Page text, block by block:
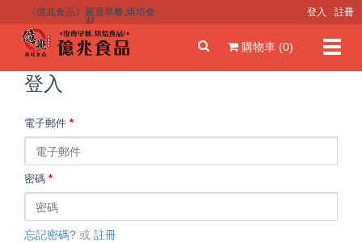
《億兆食品》嚴選早餐.烘培食
材
登入 註冊
購物車 (0)
登入
電子郵件 *
密碼 *
忘記密碼? 或 註冊